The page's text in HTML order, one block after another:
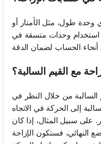
وحدة طول، مثل الأمتار أو
استخدام وحدات متسقة في
مع القيم السالبة؟
السالبة من خلال النظر في
إلى الحركة في الاتجاه
على سبيل المثال، إذا كان
النهائي، فستكون الإزاحة